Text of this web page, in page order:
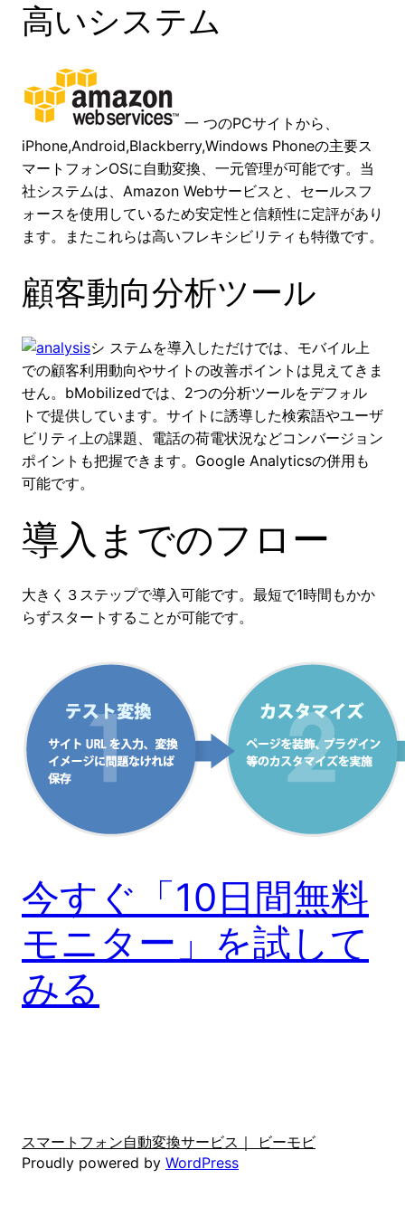
高いシステム
一 つのPCサイトから、
iPhone,Android,Blackberry,Windows Phoneの主要ス
マートフォンOSに自動変換、一元管理が可能です。当
社システムは、Amazon Webサービスと、セールスフ
ォースを使用しているため安定性と信頼性に定評があり
ます。またこれらは高いフレキシビリティも特徴です。
顧客動向分析ツール
シ ステムを導入しただけでは、モバイル上
での顧客利用動向やサイトの改善ポイントは見えてきま
せん。bMobilizedでは、2つの分析ツールをデフォル
トで提供しています。サイトに誘導した検索語やユーザ
ビリティ上の課題、電話の荷電状況などコンバージョン
ポイントも把握できます。Google Analyticsの併用も
可能です。
導入までのフロー
大きく３ステップで導入可能です。最短で1時間もかか
らずスタートすることが可能です。
今すぐ「10日間無料
モニター」を試して
みる
スマートフォン自動変換サービス｜ ビーモビ
Proudly powered by WordPress